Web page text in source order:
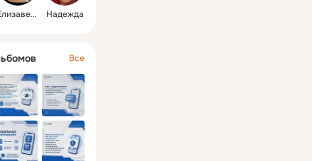
Елизавета Надежда
Все